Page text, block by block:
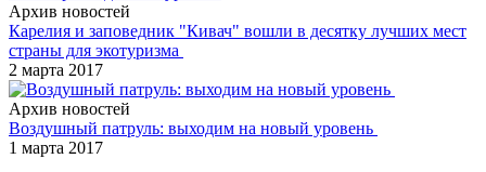
Архив новостей
Карелия и заповедник "Кивач" вошли в десятку лучших мест
страны для экотуризма
2 марта 2017
Архив новостей
Воздушный патруль: выходим на новый уровень
1 марта 2017